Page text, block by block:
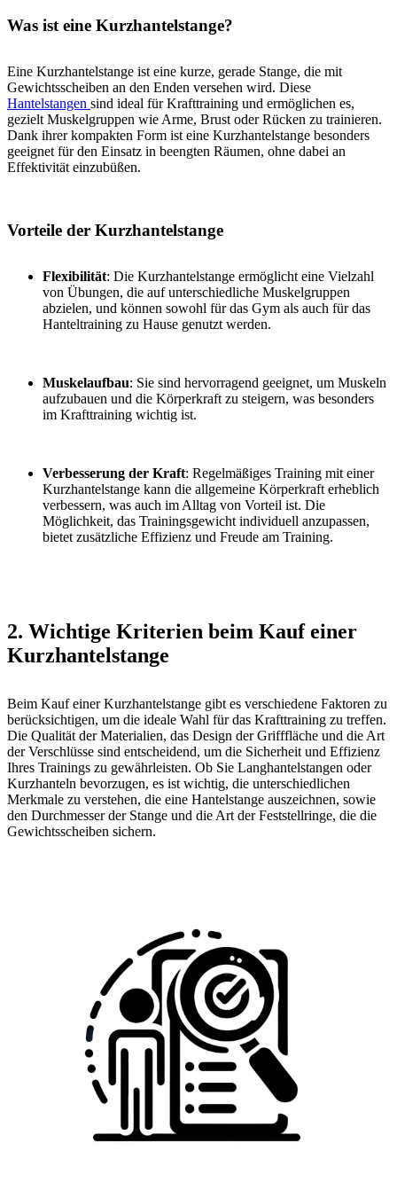
Was ist eine Kurzhantelstange?
Eine Kurzhantelstange ist eine kurze, gerade Stange, die mit
Gewichtsscheiben an den Enden versehen wird. Diese
Hantelstangen sind ideal für Krafttraining und ermöglichen es,
gezielt Muskelgruppen wie Arme, Brust oder Rücken zu trainieren.
Dank ihrer kompakten Form ist eine Kurzhantelstange besonders
geeignet für den Einsatz in beengten Räumen, ohne dabei an
Effektivität einzubüßen.
Vorteile der Kurzhantelstange
Flexibilität: Die Kurzhantelstange ermöglicht eine Vielzahl
von Übungen, die auf unterschiedliche Muskelgruppen
abzielen, und können sowohl für das Gym als auch für das
Hanteltraining zu Hause genutzt werden.
Muskelaufbau: Sie sind hervorragend geeignet, um Muskeln
aufzubauen und die Körperkraft zu steigern, was besonders
im Krafttraining wichtig ist.
Verbesserung der Kraft: Regelmäßiges Training mit einer
Kurzhantelstange kann die allgemeine Körperkraft erheblich
verbessern, was auch im Alltag von Vorteil ist. Die
Möglichkeit, das Trainingsgewicht individuell anzupassen,
bietet zusätzliche Effizienz und Freude am Training.
2. Wichtige Kriterien beim Kauf einer
Kurzhantelstange
Beim Kauf einer Kurzhantelstange gibt es verschiedene Faktoren zu
berücksichtigen, um die ideale Wahl für das Krafttraining zu treffen.
Die Qualität der Materialien, das Design der Grifffläche und die Art
der Verschlüsse sind entscheidend, um die Sicherheit und Effizienz
Ihres Trainings zu gewährleisten. Ob Sie Langhantelstangen oder
Kurzhanteln bevorzugen, es ist wichtig, die unterschiedlichen
Merkmale zu verstehen, die eine Hantelstange auszeichnen, sowie
den Durchmesser der Stange und die Art der Feststellringe, die die
Gewichtsscheiben sichern.